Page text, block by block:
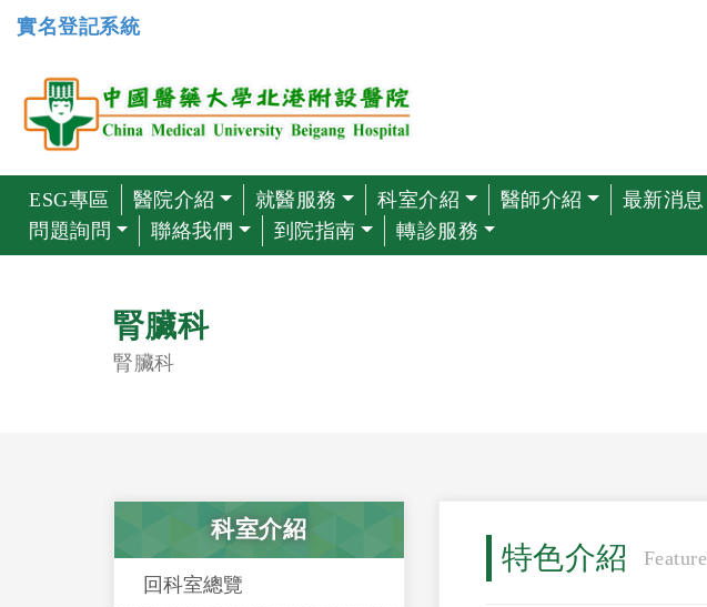
實名登記系統
ESG專區 醫院介紹 就醫服務 科室介紹 醫師介紹 最新消息
問題詢問
聯絡我們 到院指南 轉診服務
腎臟科
腎臟科
科室介紹
回科室總覽
特色介紹 Feature